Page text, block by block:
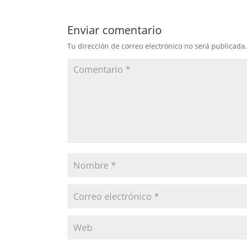
b
o
o
k
d
o
n
ar
tir
Enviar comentario
Tu dirección de correo electrónico no será publicada.